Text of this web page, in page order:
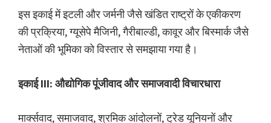
इस इकाई में इटली और जर्मनी जैसे खंडित राष्ट्रों के एकीकरण
की प्रक्रिया, ग्यूसेपे मैजिनी, गैरीबाल्डी, कावूर और बिस्मार्क जैसे
नेताओं की भूमिका को विस्तार से समझाया गया है।
इकाई III: औद्योगिक पूंजीवाद और समाजवादी विचारधारा
मार्क्सवाद, समाजवाद, श्रमिक आंदोलनों, ट्रेड यूनियनों और